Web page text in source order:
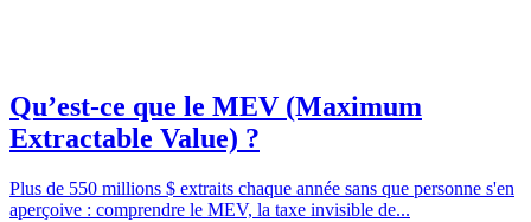
Qu’est-ce que le MEV (Maximum
Extractable Value) ?
Plus de 550 millions $ extraits chaque année sans que personne s'en
aperçoive : comprendre le MEV, la taxe invisible de...